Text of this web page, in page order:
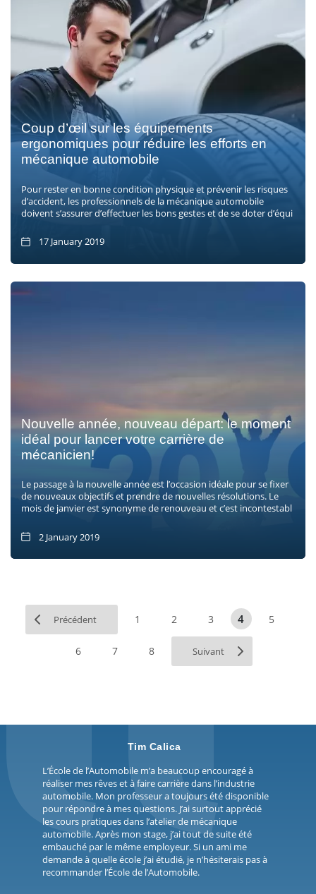
Coup d’œil sur les équipements
ergonomiques pour réduire les efforts en
mécanique automobile
Pour rester en bonne condition physique et prévenir les risques
d’accident, les professionnels de la mécanique automobile
doivent s’assurer d’effectuer les bons gestes et de se doter d’équi
17 January 2019
Nouvelle année, nouveau départ: le moment
idéal pour lancer votre carrière de
mécanicien!
Le passage à la nouvelle année est l’occasion idéale pour se fixer
de nouveaux objectifs et prendre de nouvelles résolutions. Le
mois de janvier est synonyme de renouveau et c’est incontestabl
2 January 2019
Précédent 1 2 3 4 5
6 7 8 Suivant
Tim Calica
L’École de l’Automobile m’a beaucoup encouragé à
réaliser mes rêves et à faire carrière dans l’industrie
automobile. Mon professeur a toujours été disponible
pour répondre à mes questions. J’ai surtout apprécié
les cours pratiques dans l’atelier de mécanique
automobile. Après mon stage, j’ai tout de suite été
embauché par le même employeur. Si un ami me
demande à quelle école j’ai étudié, je n’hésiterais pas à
recommander l’École de l’Automobile.